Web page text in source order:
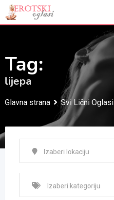
Skip
to
Tag:
lijepa
Glavna strana Svi Lični Oglasi